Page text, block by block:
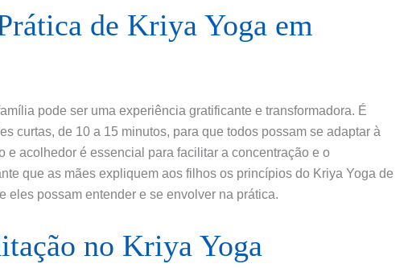
de Kriya Yoga em
pode ser uma experiência gratificante e transformadora. É
curtas, de 10 a 15 minutos, para que todos possam se adaptar à
e acolhedor é essencial para facilitar a concentração e o
que as mães expliquem aos filhos os princípios do Kriya Yoga de
eles possam entender e se envolver na prática.
no Kriya Yoga